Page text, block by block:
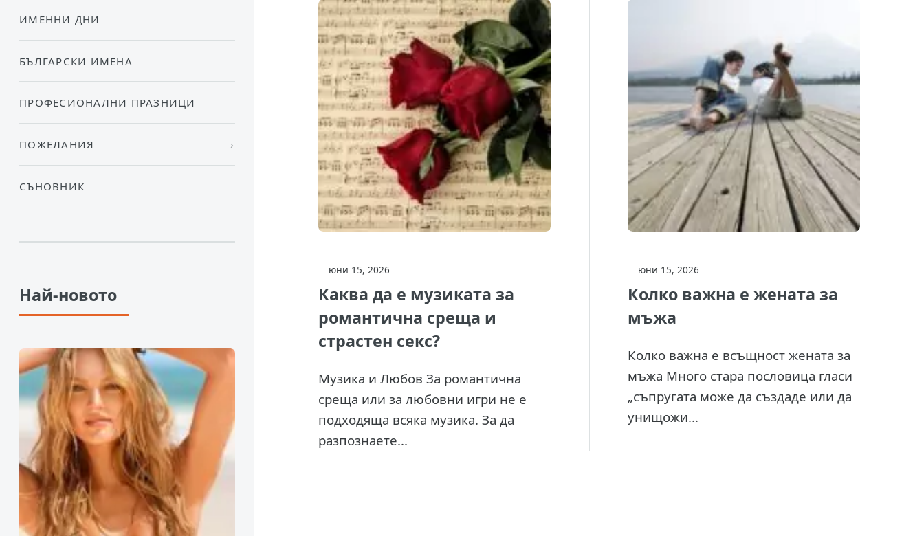
юни 15, 2026
Каква да е музиката за
романтична среща и
страстен секс?
Музика и Любов За романтична
среща или за любовни игри не е
подходяща всяка музика. За да
разпознаете...
юни 15, 2026
Колко важна е жената за
мъжа
Колко важна е всъщност жената за
мъжа Много стара пословица гласи
„съпругата може да създаде или да
унищожи...
ИМЕННИ ДНИ
БЪЛГАРСКИ ИМЕНА
ПРОФЕСИОНАЛНИ ПРАЗНИЦИ
ПОЖЕЛАНИЯ
СЪНОВНИК
Най-новото